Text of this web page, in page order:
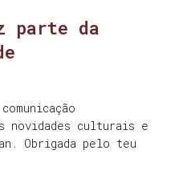
parte da
novidades culturais e
Obrigada pelo teu